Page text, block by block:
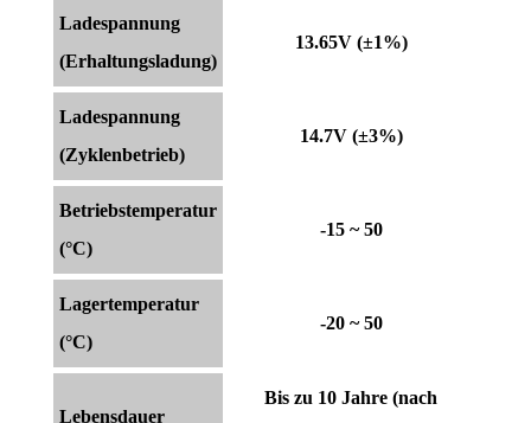
Ladespannung
(Erhaltungsladung)
13.65V (±1%)
Ladespannung
(Zyklenbetrieb)
14.7V (±3%)
Betriebstemperatur
(°C)
-15 ~ 50
Lagertemperatur
(°C)
-20 ~ 50
Lebensdauer
Bis zu 10 Jahre (nach